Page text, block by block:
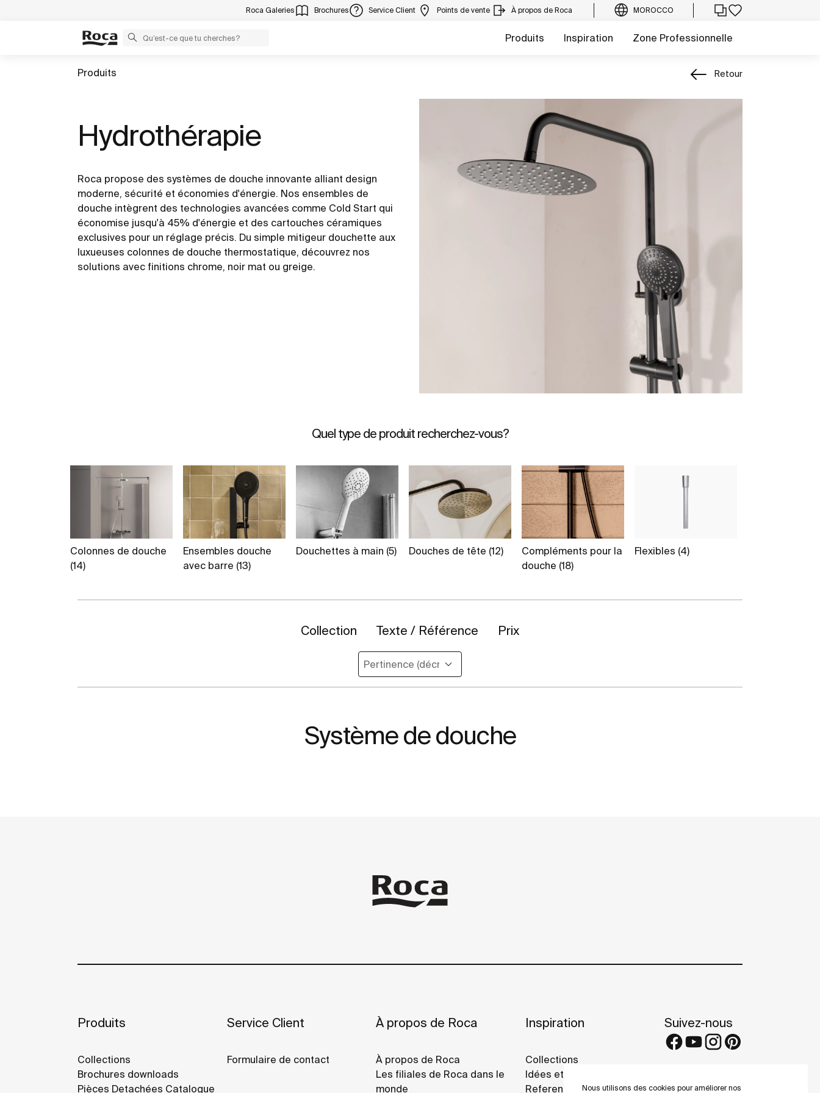
Nous utilisons des cookies pour améliorer nos
Roca Galeries Brochures Service Client Points de vente À propos de Roca MOROCCO
Produits Inspiration Zone Professionnelle
Produits Retour
Hydrothérapie
Roca propose des systèmes de douche innovante alliant design
moderne, sécurité et économies d'énergie. Nos ensembles de
douche intègrent des technologies avancées comme Cold Start qui
économise jusqu'à 45% d'énergie et des cartouches céramiques
exclusives pour un réglage précis. Du simple mitigeur douchette aux
luxueuses colonnes de douche thermostatique, découvrez nos
solutions avec finitions chrome, noir mat ou greige.
Quel type de produit recherchez-vous?
Colonnes de douche
(14)
Ensembles douche
avec barre (13)
Douchettes à main (5) Douches de tête (12)
Compléments pour la
douche (18)
Flexibles (4)
Collection Texte / Référence Prix
Système de douche
Produits
Collections
Brochures downloads
Pièces Detachées Catalogue
Service Client
Formulaire de contact
À propos de Roca
À propos de Roca
Les filiales de Roca dans le
monde
Inspiration
Collections
Idées et conseils
Reference projects
Suivez-nous